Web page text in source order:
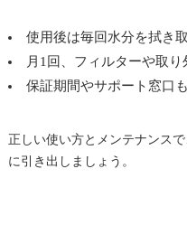
使用後は毎回水分を拭き
月1回、フィルターや取
保証期間やサポート窓口
正しい使い方とメンテナンス
に引き出しましょう。